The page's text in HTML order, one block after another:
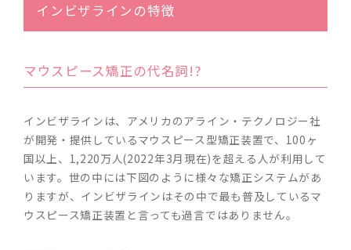
インビザラインの特徴
マウスピース矯正の代名詞!?
インビザラインは、アメリカのアライン・テクノロジー社
が開発・提供しているマウスピース型矯正装置で、100ヶ
国以上、1,220万人(2022年3月現在)を超える人が利用して
います。世の中には下図のように様々な矯正システムがあ
りますが、インビザラインはその中で最も普及しているマ
ウスピース矯正装置と言っても過言ではありません。